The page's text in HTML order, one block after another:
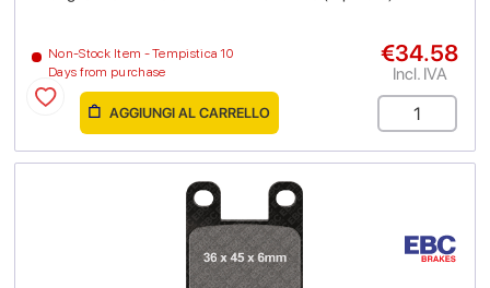
Non-Stock Item - Tempistica 10
Days from purchase
€34.58
Incl. IVA
AGGIUNGI AL CARRELLO